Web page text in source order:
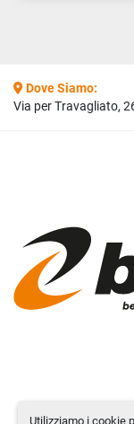
Utilizziamo i cookie
Dove Siamo:
Via per Travagliato,